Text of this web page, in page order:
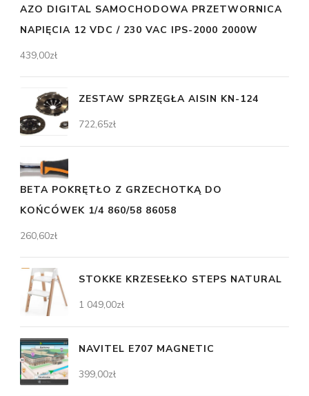
AZO DIGITAL SAMOCHODOWA PRZETWORNICA
NAPIĘCIA 12 VDC / 230 VAC IPS-2000 2000W
439,00zł
ZESTAW SPRZĘGŁA AISIN KN-124
722,65zł
BETA POKRĘTŁO Z GRZECHOTKĄ DO
KOŃCÓWEK 1/4 860/58 86058
260,60zł
STOKKE KRZESEŁKO STEPS NATURAL
1 049,00zł
NAVITEL E707 MAGNETIC
399,00zł